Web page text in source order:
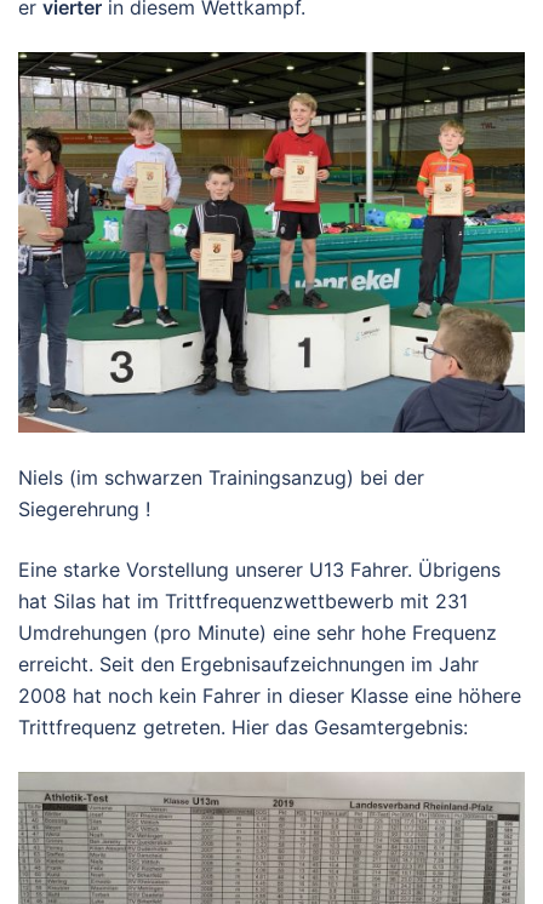
er vierter in diesem Wettkampf.
Niels (im schwarzen Trainingsanzug) bei der
Siegerehrung !
Eine starke Vorstellung unserer U13 Fahrer. Übrigens
hat Silas hat im Trittfrequenzwettbewerb mit 231
Umdrehungen (pro Minute) eine sehr hohe Frequenz
erreicht. Seit den Ergebnisaufzeichnungen im Jahr
2008 hat noch kein Fahrer in dieser Klasse eine höhere
Trittfrequenz getreten. Hier das Gesamtergebnis: